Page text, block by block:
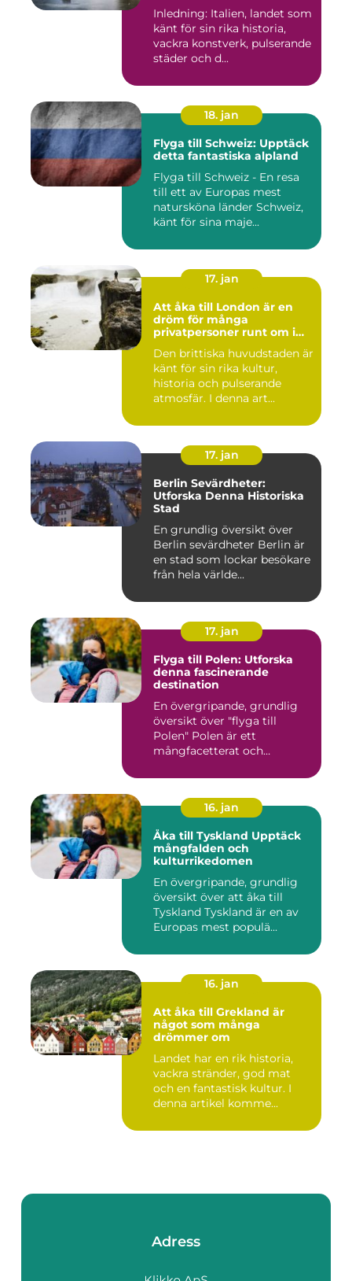
Inledning: Italien, landet som
känt för sin rika historia,
vackra konstverk, pulserande
städer och d...
18. jan
Flyga till Schweiz: Upptäck
detta fantastiska alpland
Flyga till Schweiz - En resa
till ett av Europas mest
natursköna länder Schweiz,
känt för sina maje...
17. jan
Att åka till London är en
dröm för många
privatpersoner runt om i
Den brittiska huvudstaden är
känt för sin rika kultur,
historia och pulserande
atmosfär. I denna art...
17. jan
Berlin Sevärdheter:
Utforska Denna Historiska
Stad
En grundlig översikt över
Berlin sevärdheter Berlin är
en stad som lockar besökare
från hela världe...
17. jan
Flyga till Polen: Utforska
denna fascinerande
destination
En övergripande, grundlig
översikt över "flyga till
Polen" Polen är ett
mångfacetterat och
16. jan
Åka till Tyskland Upptäck
mångfalden och
kulturrikedomen
En övergripande, grundlig
översikt över att åka till
Tyskland Tyskland är en av
Europas mest populä...
16. jan
Att åka till Grekland är
något som många
drömmer om
Landet har en rik historia,
vackra stränder, god mat
och en fantastisk kultur. I
denna artikel komme...
Adress